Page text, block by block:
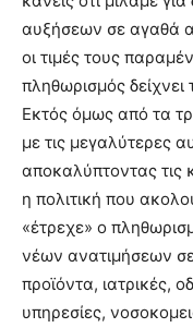
αυξήσεων σε αγαθά
οι τιμές τους
πληθωρισμός
Εκτός όμως από τα
με τις μεγαλύτερες
αποκαλύπτοντας τις
η πολιτική που
«έτρεχε» ο
νέων ανατιμήσεων
προϊόντα, ιατρικές,
υπηρεσίες,